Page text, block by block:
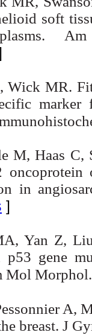
soft
Wick MR.
M, Haas
in
]
Yan Z,
p53 gene
Mol
A,
breast. J